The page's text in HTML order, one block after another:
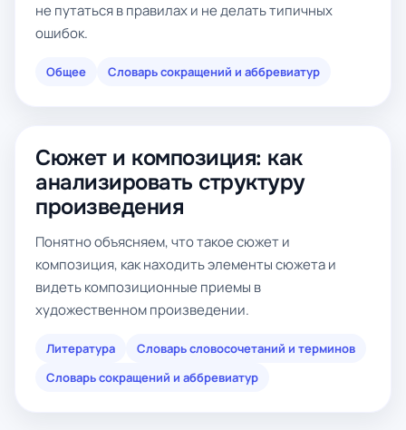
не путаться в правилах и не делать типичных
ошибок.
Общее Словарь сокращений и аббревиатур
Сюжет и композиция: как
анализировать структуру
произведения
Понятно объясняем, что такое сюжет и
композиция, как находить элементы сюжета и
видеть композиционные приемы в
художественном произведении.
Литература
Словарь словосочетаний и терминов
Словарь сокращений и аббревиатур